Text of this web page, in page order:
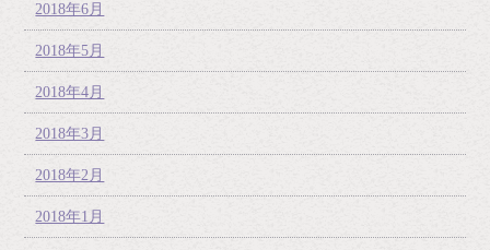
2018年6月
2018年5月
2018年4月
2018年3月
2018年2月
2018年1月